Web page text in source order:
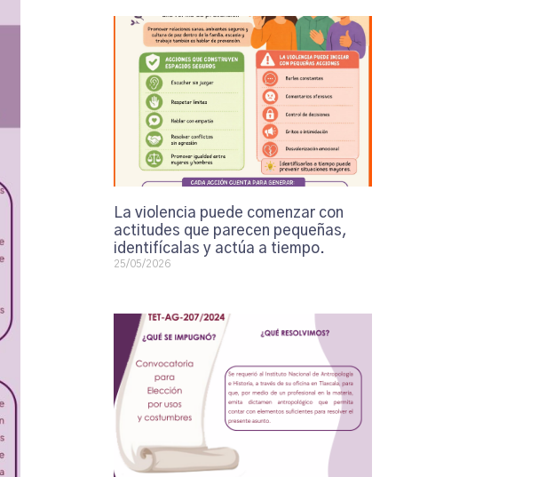
La violencia puede comenzar con
actitudes que parecen pequeñas,
identifícalas y actúa a tiempo.
25/05/2026